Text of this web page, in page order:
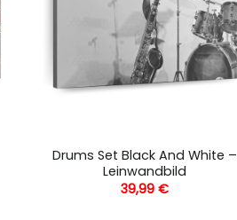
Drums Set Black And White –
Leinwandbild
39,99€